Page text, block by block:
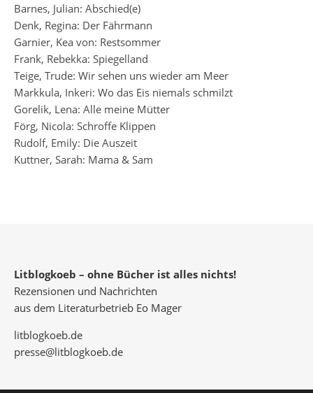
Barnes, Julian: Abschied(e)
Denk, Regina: Der Fährmann
Garnier, Kea von: Restsommer
Frank, Rebekka: Spiegelland
Teige, Trude: Wir sehen uns wieder am Meer
Markkula, Inkeri: Wo das Eis niemals schmilzt
Gorelik, Lena: Alle meine Mütter
Förg, Nicola: Schroffe Klippen
Rudolf, Emily: Die Auszeit
Kuttner, Sarah: Mama & Sam
Litblogkoeb – ohne Bücher ist alles nichts!
Rezensionen und Nachrichten
aus dem Literaturbetrieb Eo Mager
litblogkoeb.de
presse@litblogkoeb.de